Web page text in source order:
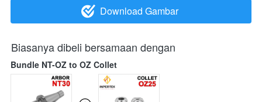
` Download Gambar
Biasanya dibeli bersamaan dengan
Bundle NT-OZ to OZ Collet